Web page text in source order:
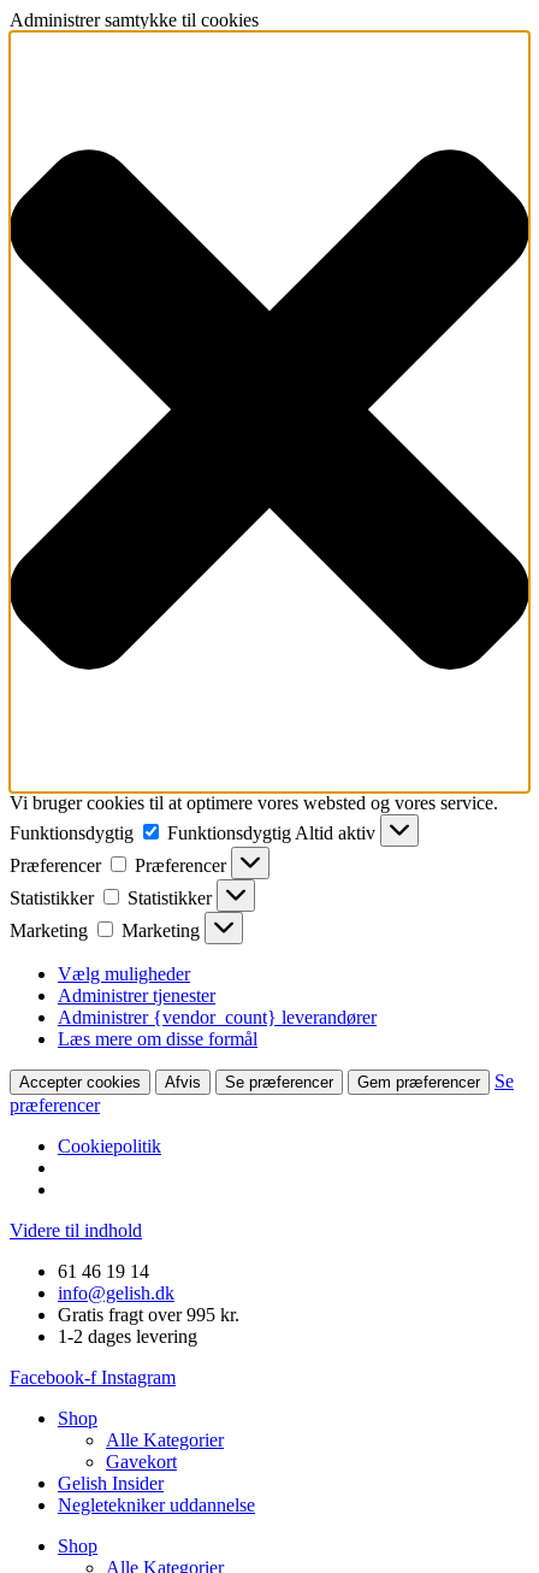
Administrer samtykke til cookies
Vi bruger cookies til at optimere vores websted og vores service.
Funktionsdygtig
Funktionsdygtig Altid aktiv
Præferencer
Præferencer
Statistikker
Statistikker
Marketing
Marketing
Vælg muligheder
Administrer tjenester
Administrer {vendor_count} leverandører
Læs mere om disse formål
Accepter cookies Afvis Se præferencer Gem præferencer
Se
præferencer
Cookiepolitik
Videre til indhold
61 46 19 14
info@gelish.dk
Gratis fragt over 995 kr.
1-2 dages levering
Facebook-f Instagram
Shop
Alle Kategorier
Gavekort
Gelish Insider
Negletekniker uddannelse
Shop
Alle Kategorier